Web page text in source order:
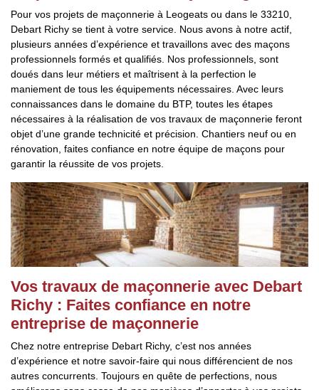
Pour vos projets de maçonnerie à Leogeats ou dans le 33210,
Debart Richy se tient à votre service. Nous avons à notre actif,
plusieurs années d’expérience et travaillons avec des maçons
professionnels formés et qualifiés. Nos professionnels, sont
doués dans leur métiers et maîtrisent à la perfection le
maniement de tous les équipements nécessaires. Avec leurs
connaissances dans le domaine du BTP, toutes les étapes
nécessaires à la réalisation de vos travaux de maçonnerie feront
objet d’une grande technicité et précision. Chantiers neuf ou en
rénovation, faites confiance en notre équipe de maçons pour
garantir la réussite de vos projets.
Vos travaux de maçonnerie avec Debart
Richy : Faites confiance en notre
entreprise de maçonnerie
Chez notre entreprise Debart Richy, c’est nos années
d’expérience et notre savoir-faire qui nous différencient de nos
autres concurrents. Toujours en quête de perfections, nous